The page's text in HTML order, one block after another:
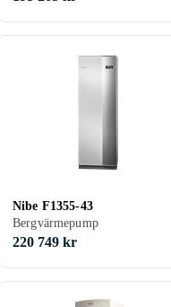
Nibe F1355-43
Bergvärmepump
220 749 kr